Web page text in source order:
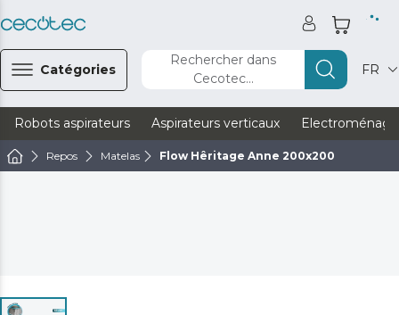
Catégories
Rechercher dans
Cecotec...
FR
Robots aspirateurs Aspirateurs verticaux
Repos Matelas Flow Hêritage Anne 200x200